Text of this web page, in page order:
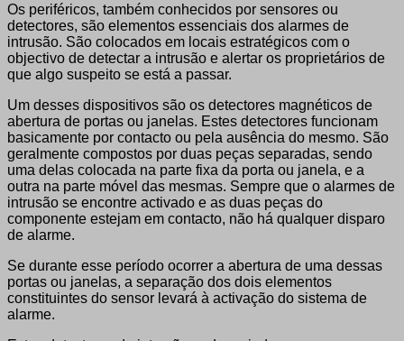
Os periféricos, também conhecidos por sensores ou
detectores, são elementos essenciais dos alarmes de
intrusão. São colocados em locais estratégicos com o
objectivo de detectar a intrusão e alertar os proprietários de
que algo suspeito se está a passar.
Um desses dispositivos são os detectores magnéticos de
abertura de portas ou janelas. Estes detectores funcionam
basicamente por contacto ou pela ausência do mesmo. São
geralmente compostos por duas peças separadas, sendo
uma delas colocada na parte fixa da porta ou janela, e a
outra na parte móvel das mesmas. Sempre que o alarmes de
intrusão se encontre activado e as duas peças do
componente estejam em contacto, não há qualquer disparo
de alarme.
Se durante esse período ocorrer a abertura de uma dessas
portas ou janelas, a separação dos dois elementos
constituintes do sensor levará à activação do sistema de
alarme.